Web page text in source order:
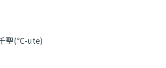
聖(℃-ute)